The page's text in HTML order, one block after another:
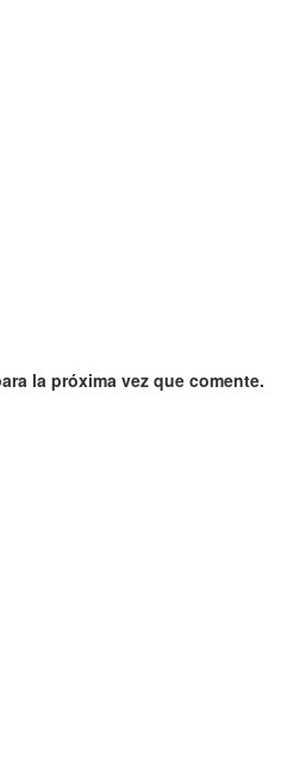
la próxima vez que comente.